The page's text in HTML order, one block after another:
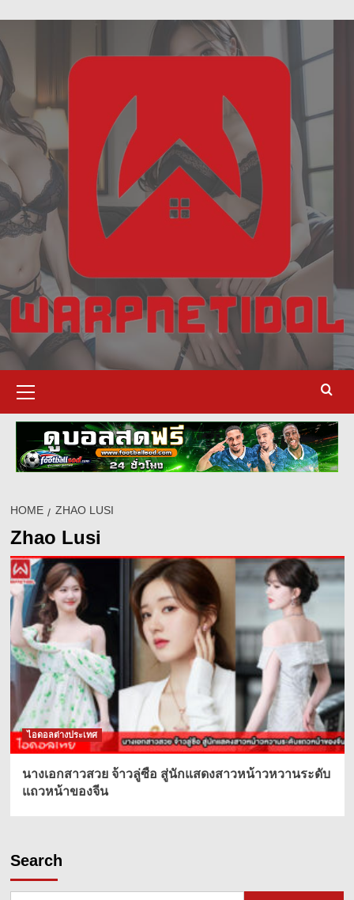
ฝัน
เห็น
to
content
Menu
HOME ZHAO LUSI
Zhao Lusi
ไอดอลต่างประเทศ
นางเอกสาวสวย จ้าวลู่ซือ สู่นักแสดงสาวหน้าวหวานระดับ
แถวหน้าของจีน
Search